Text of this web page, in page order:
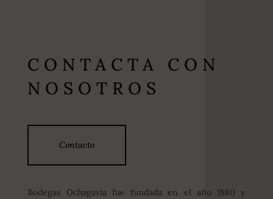
CONTACTA CON
NOSOTROS
Contacto
Bodegas Ochagavia fue fundada en el año 1880 y